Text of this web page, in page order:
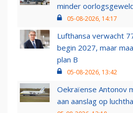
minder
05-08-2026, 14:17
Lufthansa verwacht
begin 2027, maar
plan B
05-08-2026, 13:42
Oekraïense Antonov
aan aanslag op